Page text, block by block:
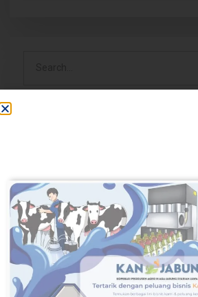
Aturan Minum Susu
Benar untuk
August 6, 2026 No